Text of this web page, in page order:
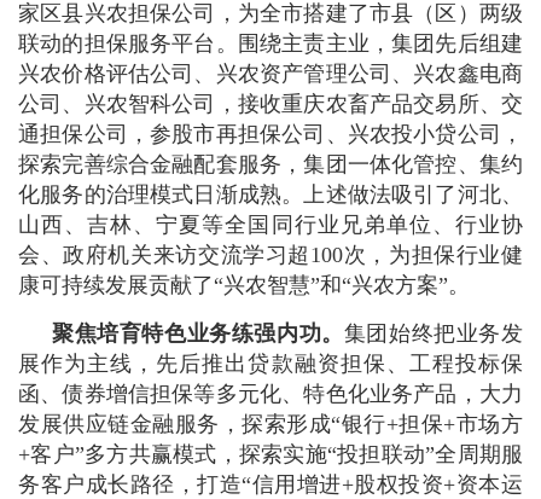
家区县兴农担保公司，为全市搭建了市县（区）两级
联动的担保服务平台。围绕主责主业，集团先后组建
兴农价格评估公司、兴农资产管理公司、兴农鑫电商
公司、兴农智科公司，接收重庆农畜产品交易所、交
通担保公司，参股市再担保公司、兴农投小贷公司，
探索完善综合金融配套服务，集团一体化管控、集约
化服务的治理模式日渐成熟。上述做法吸引了河北、
山西、吉林、宁夏等全国同行业兄弟单位、行业协
会、政府机关来访交流学习超100次，为担保行业健
康可持续发展贡献了“兴农智慧”和“兴农方案”。
聚焦培育特色业务练强内功。 集团始终把业务发
展作为主线，先后推出贷款融资担保、工程投标保
函、债券增信担保等多元化、特色化业务产品，大力
发展供应链金融服务，探索形成“银行+担保+市场方
+客户”多方共赢模式，探索实施“投担联动”全周期服
务客户成长路径，打造“信用增进+股权投资+资本运